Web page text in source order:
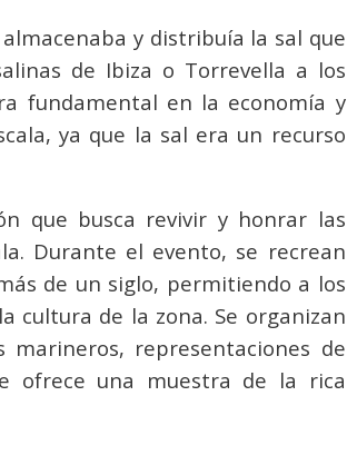
y distribuía la sal que
de Ibiza o Torrevella a los
fundamental en la economía y
ya que la sal era un recurso
que busca revivir y honrar las
Durante el evento, se recrean
de un siglo, permitiendo a los
cultura de la zona. Se organizan
marineros, representaciones de
ofrece una muestra de la rica